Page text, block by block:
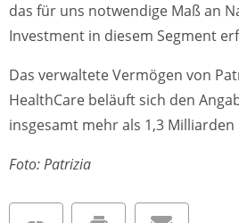
das für uns notwendige Maß an
Investment in diesem Segment
Das verwaltete Vermögen von
HealthCare beläuft sich den
insgesamt mehr als 1,3 Milliarden
Foto: Patrizia